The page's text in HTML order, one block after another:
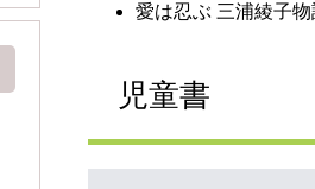
愛は忍ぶ 三浦綾子
児童書